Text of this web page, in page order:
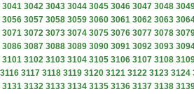
3041 3042 3043 3044 3045 3046 3047 3048
3056 3057 3058 3059 3060 3061 3062 3063
3071 3072 3073 3074 3075 3076 3077 3078
3086 3087 3088 3089 3090 3091 3092 3093
3101 3102 3103 3104 3105 3106 3107 3108
3116 3117 3118 3119 3120 3121 3122 3123 3124
3131 3132 3133 3134 3135 3136 3137 3138